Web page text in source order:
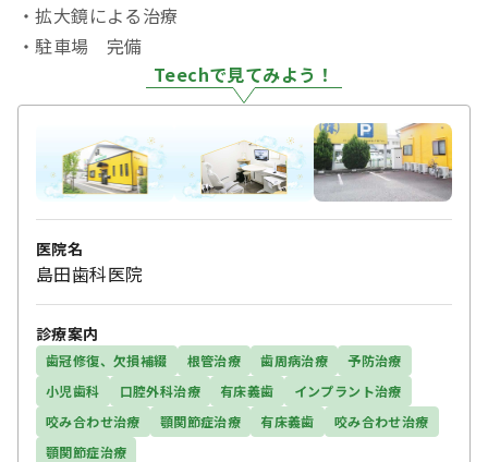
・拡大鏡による治療
・駐車場 完備
Teechで見てみよう！
医院名
島田歯科医院
診療案内
歯冠修復、欠損補綴 根管治療 歯周病治療
予防治療
小児歯科
口腔外科治療 有床義歯
インプラント治療
咬み合わせ治療
顎関節症治療 有床義歯
咬み合わせ治療
顎関節症治療